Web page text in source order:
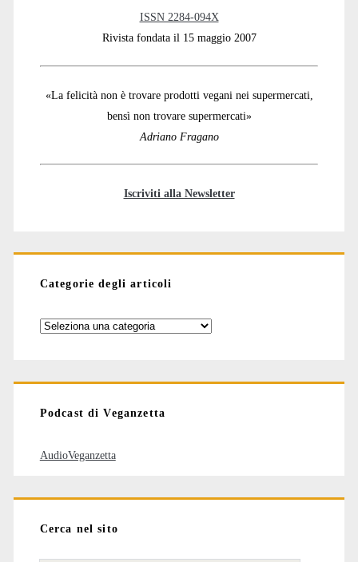
ISSN 2284-094X
Rivista fondata il 15 maggio 2007
«La felicità non è trovare prodotti vegani nei supermercati,
bensì non trovare supermercati»
Adriano Fragano
Iscriviti alla Newsletter
Categorie degli articoli
Categorie
Podcast di Veganzetta
AudioVeganzetta
Cerca nel sito